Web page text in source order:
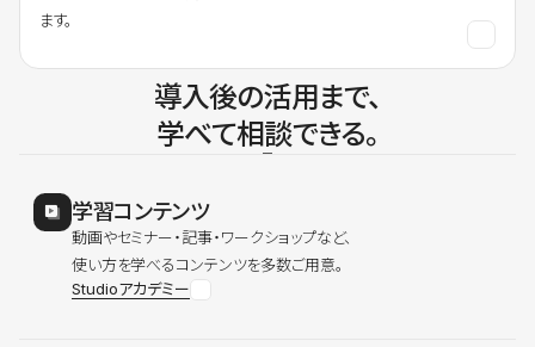
ます。
導入後の活用まで、
学べて相談できる。
学習コンテンツ
動画やセミナー・記事・ワークショップなど、
使い方を学べるコンテンツを多数ご用意。
Studioアカデミー